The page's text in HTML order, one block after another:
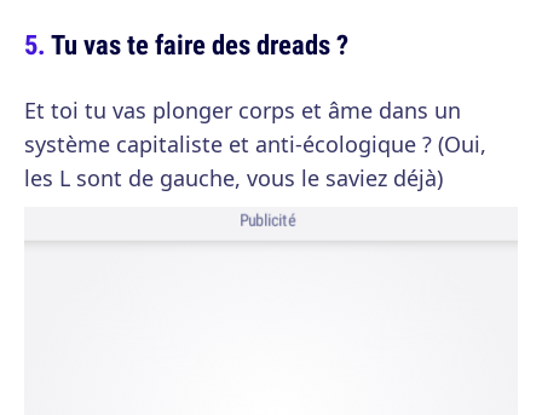
Tu vas te faire des dreads ?
Et toi tu vas plonger corps et âme dans un
système capitaliste et anti-écologique ? (Oui,
les L sont de gauche, vous le saviez déjà)
Publicité